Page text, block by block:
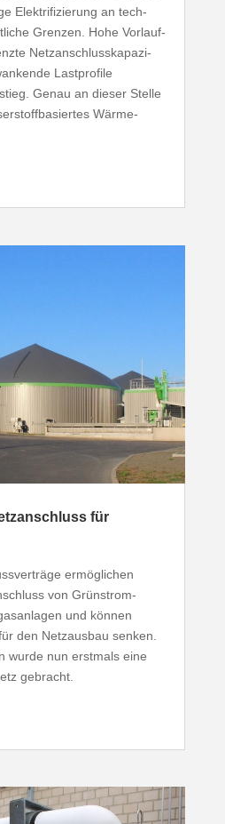
Elek­tri­fi­zierung an tech­
Grenzen. Hohe Vorlauf­
Netz­an­schluss­ka­pa­zi­
Last­profile
Genau an dieser Stelle
Wärme­
für
ermög­lichen
von Grünstrom-​
und können
den Netz­ausbau senken.
wurde nun erstmals eine
gebracht.